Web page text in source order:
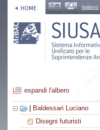
italiano
espandi l'albero
Baldessari Luciano
Disegni futuristi